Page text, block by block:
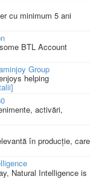
cu minimum 5 ani
BTL Account
Group
helping
activări,
în producție, care
Natural Intelligence is